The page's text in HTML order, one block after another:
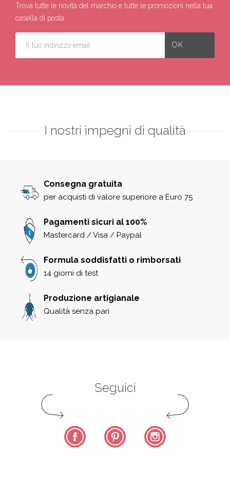
Trova tutte le novità del marchio e tutte le promozioni nella tua
casella di posta.
I nostri impegni di qualità
Consegna gratuita
per acquisti di valore superiore a Euro 75
Pagamenti sicuri al 100%
Mastercard / Visa / Paypal
Formula soddisfatti o rimborsati
14 giorni di test
Produzione artigianale
Qualità senza pari
Seguici
Facebook Pinterest